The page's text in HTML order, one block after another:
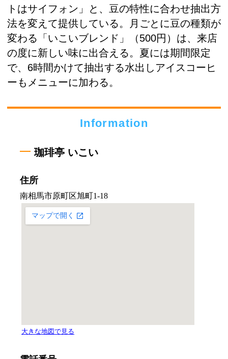
トはサイフォン」と、豆の特性に合わせ抽出方
法を変えて提供している。月ごとに豆の種類が
変わる「いこいブレンド」（500円）は、来店
の度に新しい味に出合える。夏には期間限定
で、6時間かけて抽出する水出しアイスコーヒ
ーもメニューに加わる。
Information
珈琲亭 いこい
住所